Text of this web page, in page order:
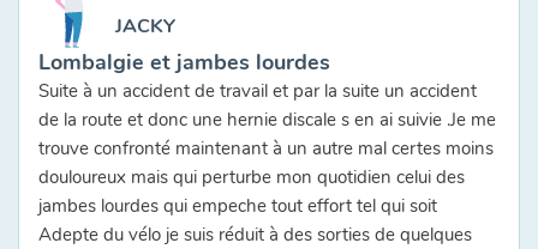
JACKY
Lombalgie et jambes lourdes
Suite à un accident de travail et par la suite un accident
de la route et donc une hernie discale s en ai suivie .Je me
trouve confronté maintenant à un autre mal certes moins
douloureux mais qui perturbe mon quotidien celui des
jambes lourdes qui empeche tout effort tel qui soit
Adepte du vélo je suis réduit à des sorties de quelques